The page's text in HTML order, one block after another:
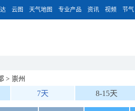
云图 天气地图 专业产品 资讯 视频 节气
> 崇州
7天 8-15天